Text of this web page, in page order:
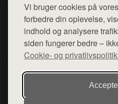
Vi bruger cookies på
forbedre din oplevelse,
indhold og analysere
siden fungerer bedre –
Cookie- og
Top Rabatter
Blog
Kontakt
Denne side er en del af want.dk,
hjemmesider med præsentation